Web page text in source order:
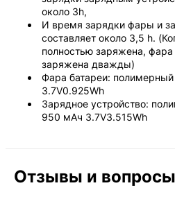
около 3h,
И время зарядки фары и
составляет около 3,5 h.
полностью заряжена,
заряжена дважды)
Фара батареи:
3.7V0.925Wh
Зарядное устройство:
950 мАч 3.7V3.515Wh
Отзывы и